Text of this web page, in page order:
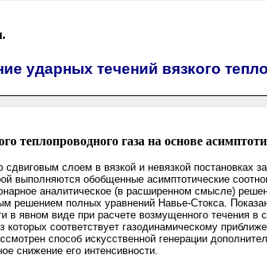
ударных течений вязкого
теплопроводного газа на основе
слоем в вязкой и невязкой постановках
выполняются обобщенные асимптотические
аналитическое (в расширенном смысле)
решением полных уравнений Навье-Стокса.
в явном виде при расчете возмущенного течения в
соответствует газодинамическому
способ искусственной генерации
снижение его интенсивности.